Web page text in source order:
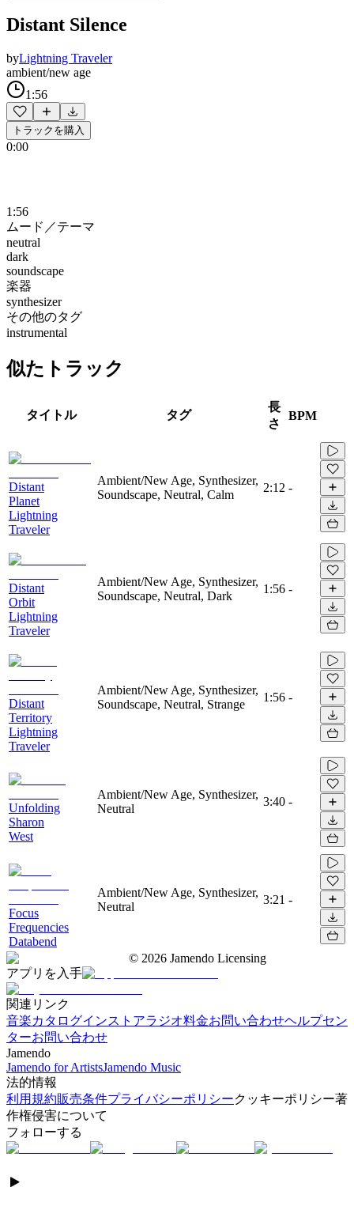
Distant Silence
byLightning Traveler
ambient/new age
1:56
トラックを購入
0:00
1:56
ムード／テーマ
neutral
dark
soundscape
楽器
synthesizer
その他のタグ
instrumental
似たトラック
タイトル タグ
長
さ
BPM
Distant
Planet
Lightning
Traveler
Ambient/New Age, Synthesizer,
Soundscape, Neutral, Calm
2:12 -
Distant
Orbit
Lightning
Traveler
Ambient/New Age, Synthesizer,
Soundscape, Neutral, Dark
1:56 -
Distant
Territory
Lightning
Traveler
Ambient/New Age, Synthesizer,
Soundscape, Neutral, Strange
1:56 -
Unfolding
Sharon
West
Ambient/New Age, Synthesizer,
Neutral
3:40 -
Focus
Frequencies
Databend
Ambient/New Age, Synthesizer,
Neutral
3:21 -
© 2026 Jamendo Licensing
アプリを入手
関連リンク
音楽カタログインストアラジオ料金お問い合わせヘルプセン
ターお問い合わせ
Jamendo
Jamendo for ArtistsJamendo Music
法的情報
利用規約販売条件プライバシーポリシークッキーポリシー著
作権侵害について
フォローする